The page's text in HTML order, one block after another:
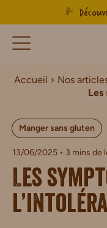
Accueil Nos
Manger sans gluten
13/06/2025 • 3 mins de
Les